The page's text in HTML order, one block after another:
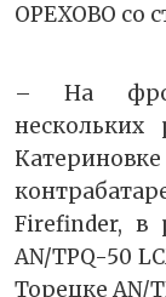
ОРЕХОВО со
– На
нескольких
Firefinder, в
AN/TPQ-50
Торецке AN/